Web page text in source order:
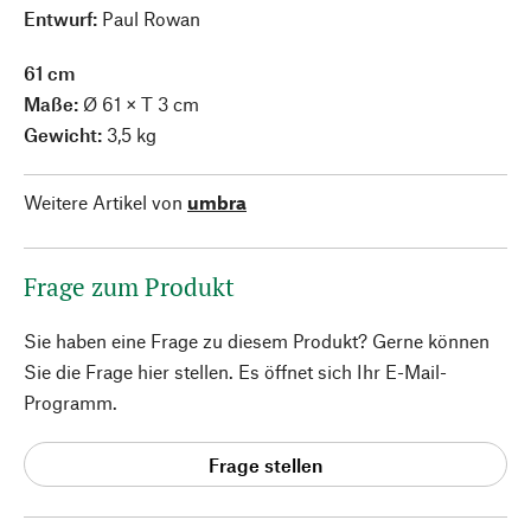
Entwurf: Paul Rowan
61 cm
Maße: Ø 61 × T 3 cm
Gewicht: 3,5 kg
Weitere Artikel von umbra
Frage zum Produkt
Sie haben eine Frage zu diesem Produkt? Gerne können
Sie die Frage hier stellen. Es öffnet sich Ihr E-Mail-
Programm.
Frage stellen